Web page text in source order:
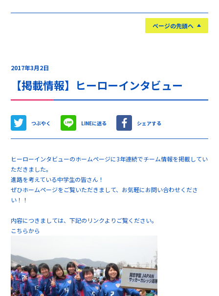
ページの先頭へ
2017年3月2日
【掲載情報】ヒーローインタビュー
つぶやく LINEに送る シェアする
ヒーローインタビューのホームページに3年連続でチーム情報を掲載してい
ただきました。
進路を考えている中学生の皆さん！
ぜひホームページをご覧いただきまして、お気軽にお問い合わせくださ
い！！
内容につきましては、下記のリンクよりご覧ください。
こちらから